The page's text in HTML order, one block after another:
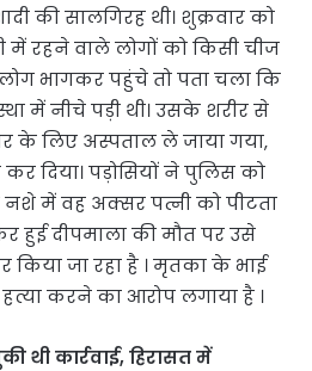
की सालगिरह थी। शुक्रवार को
में रहने वाले लोगों को किसी चीज
भागकर पहुंचे तो पता चला कि
में नीचे पड़ी थी। उसके शरीर से
के लिए अस्पताल ले जाया गया,
दिया। पड़ोसियों ने पुलिस को
में वह अक्सर पत्नी को पीटता
हुई दीपमाला की मौत पर उसे
जा रहा है । मृतका के भाई
करने का आरोप लगाया है ।
थी कार्रवाई, हिरासत में